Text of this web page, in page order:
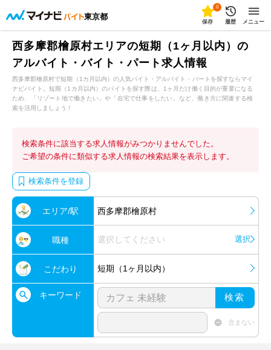
東京都
0
保存 履歴 メニュー
西多摩郡檜原村エリアの短期（1ヶ月以内）の
アルバイト・バイト・パート求人情報
西多摩郡檜原村で短期（1カ月以内）の人気バイト・アルバイト・パートを探すならマイ
ナビバイト。短期（1カ月以内）のバイトを探す際は、1ヶ月だけ働く目的が重要になる
ため、「リゾート地で働きたい」や「在宅で仕事をしたい」など、働き方に関連する検
索を活用しましょう！
検索条件に該当する求人情報がみつかりませんでした。
ご希望の条件に類似する求人情報の検索結果を表示します。
検索条件を登録
エリア/駅 西多摩郡檜原村
職種 選択してください 選択
こだわり 短期（1ヶ月以内）
キーワード 検索
含まない